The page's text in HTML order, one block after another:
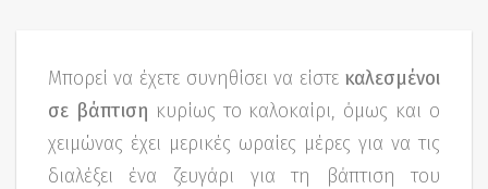
Μπορεί να έχετε συνηθίσει να είστε καλεσμένοι
σε βάπτιση κυρίως το καλοκαίρι, όμως και ο
χειμώνας έχει μερικές ωραίες μέρες για να τις
διαλέξει ένα ζευγάρι για τη βάπτιση του